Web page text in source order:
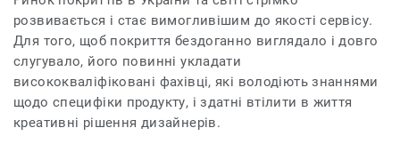
розвивається і стає вимогливішим до якості сервісу.
Для того, щоб покриття бездоганно виглядало і довго
слугувало, його повинні укладати
висококваліфіковані фахівці, які володіють знаннями
щодо специфіки продукту, і здатні втілити в життя
креативні рішення дизайнерів.